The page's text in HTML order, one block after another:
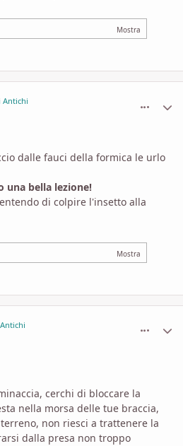
Antichi
dalle fauci della formica le urlo
una bella lezione!
di colpire l'insetto alla
cerchi di bloccare la
nella morsa delle tue braccia,
non riesci a trattenere la
dalla presa non troppo